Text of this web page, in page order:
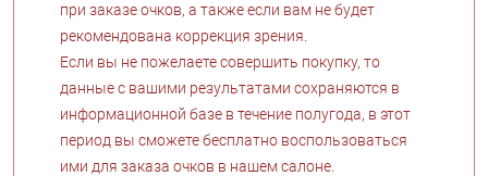
при заказе очков, а также если вам не будет
рекомендована коррекция зрения.
Если вы не пожелаете совершить покупку, то
данные с вашими результатами сохраняются в
информационной базе в течение полугода, в этот
период вы сможете бесплатно воспользоваться
ими для заказа очков в нашем салоне.